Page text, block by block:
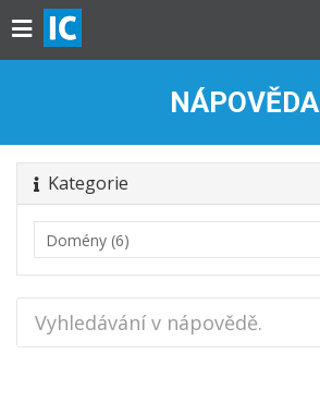
NÁPOVĚDA
Kategorie